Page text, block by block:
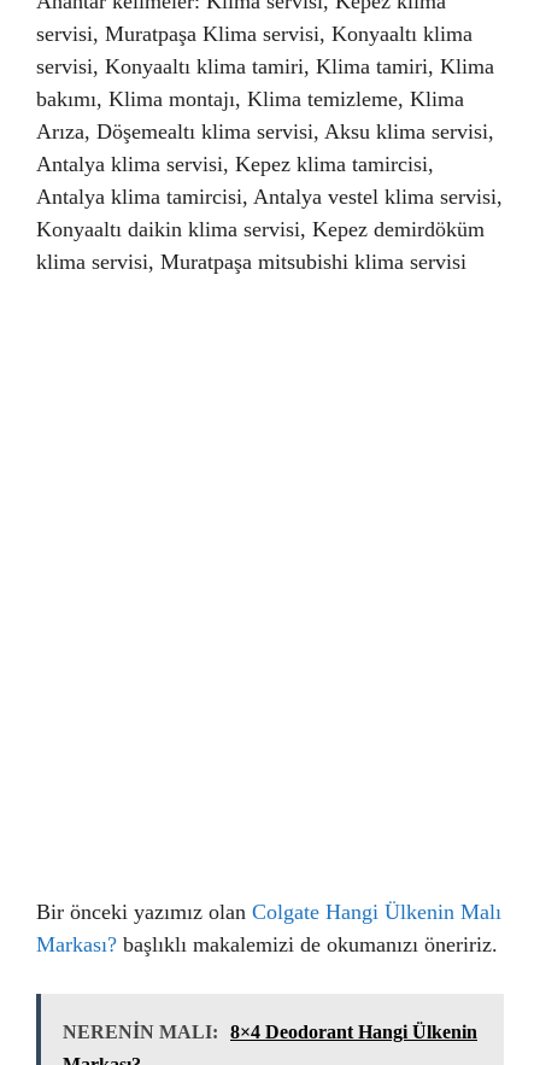
servisi, Muratpaşa Klima servisi, Konyaaltı klima
servisi, Konyaaltı klima tamiri, Klima tamiri, Klima
bakımı, Klima montajı, Klima temizleme, Klima
Arıza, Döşemealtı klima servisi, Aksu klima servisi,
Antalya klima servisi, Kepez klima tamircisi,
Antalya klima tamircisi, Antalya vestel klima servisi,
Konyaaltı daikin klima servisi, Kepez demirdöküm
klima servisi, Muratpaşa mitsubishi klima servisi
Bir önceki yazımız olan Colgate Hangi Ülkenin Malı
Markası? başlıklı makalemizi de okumanızı öneririz.
NERENİN MALI:
8×4 Deodorant Hangi Ülkenin